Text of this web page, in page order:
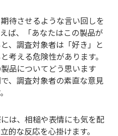
待させるような言い回しを
ば、「あなたはこの製品が
、調査対象者は「好き」と
考える危険性があります。
品についてどう思います
、調査対象者の素直な意見
は、相槌や表情にも気を配
的な反応を心掛けます。